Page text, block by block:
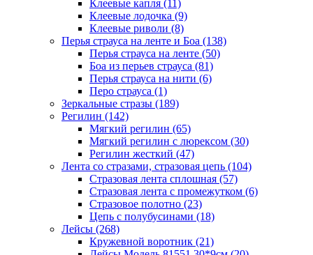
Клеевые капля (11)
Клеевые лодочка (9)
Клеевые риволи (8)
Перья страуса на ленте и Боа (138)
Перья страуса на ленте (50)
Боа из перьев страуса (81)
Перья страуса на нити (6)
Перо страуса (1)
Зеркальные стразы (189)
Регилин (142)
Мягкий регилин (65)
Мягкий регилин с люрексом (30)
Регилин жесткий (47)
Лента со стразами, стразовая цепь (104)
Стразовая лента сплошная (57)
Стразовая лента с промежутком (6)
Стразовое полотно (23)
Цепь с полубусинами (18)
Лейсы (268)
Кружевной воротник (21)